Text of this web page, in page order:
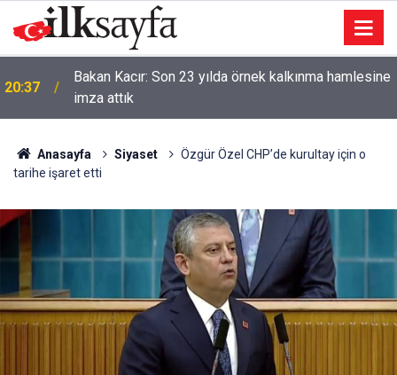
20:37
Bakan Kacır: Son 23 yılda örnek kalkınma hamlesine
imza attık
Anasayfa Siyaset
Özgür Özel CHP’de kurultay için o
tarihe işaret etti